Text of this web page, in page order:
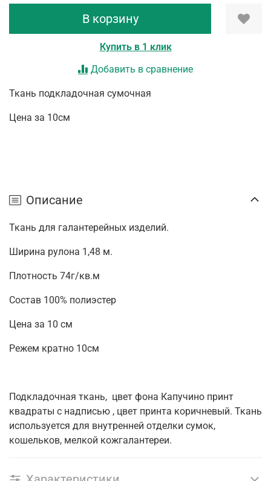
В корзину
Купить в 1 клик
Добавить в сравнение
Ткань подкладочная сумочная
Цена за 10см
Описание
Ткань для галантерейных изделий.
Ширина рулона 1,48 м.
Плотность 74г/кв.м
Состав 100% полиэстер
Цена за 10 см
Режем кратно 10см
Подкладочная ткань, цвет фона Капучино принт
квадраты с надписью , цвет принта коричневый. Ткань
используется для внутренней отделки сумок,
кошельков, мелкой кожгалантереи.